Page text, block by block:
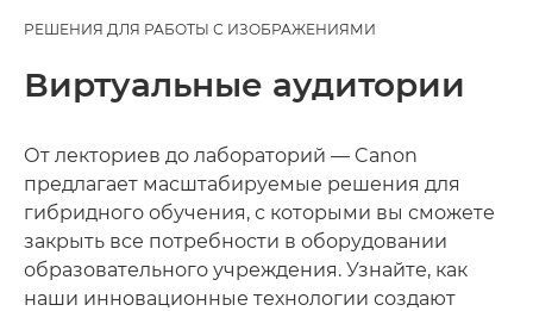
РЕШЕНИЯ ДЛЯ РАБОТЫ С ИЗОБРАЖЕНИЯМИ
Виртуальные аудитории
От лекториев до лабораторий — Canon
предлагает масштабируемые решения для
гибридного обучения, с которыми вы сможете
закрыть все потребности в оборудовании
образовательного учреждения. Узнайте, как
наши инновационные технологии создают